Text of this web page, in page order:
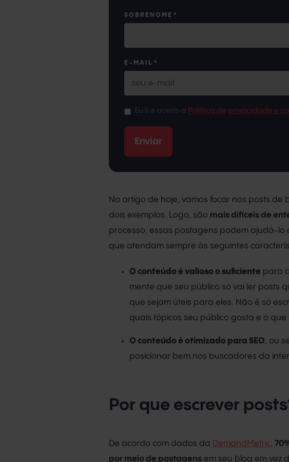
SOBRENOME *
E-MAIL *
Política de privacidade e
No artigo de hoje, vamos focar nos posts de
dois exemplos. Logo, são mais difíceis de
processo, essas postagens podem ajudá-
que atendam sempre às seguintes
O conteúdo é valioso o suficiente para
mente que seu público só vai ler posts
que sejam úteis para eles. Não é só
quais tópicos seu público gosta e o
O conteúdo é otimizado para SEO, ou
posicionar bem nos buscadores da
Por que escrever
De acordo com dados da DemandMetric,
por meio de postagens em seu blog em vez